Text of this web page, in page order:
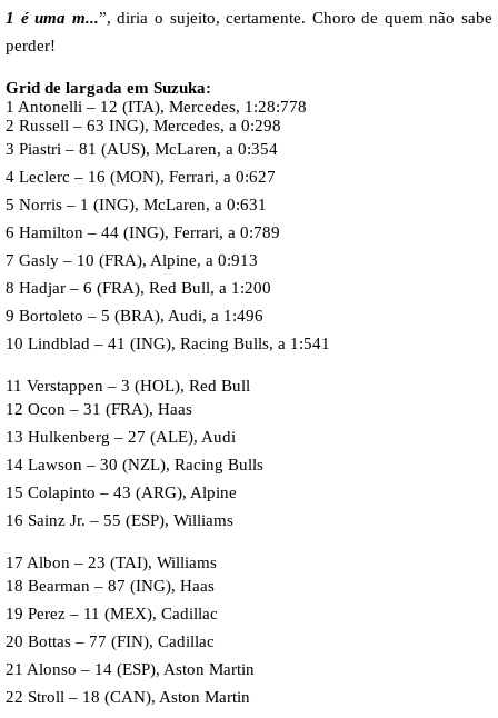
1 é uma m...”, diria o sujeito, certamente. Choro de quem não sabe
perder!
Grid de largada em Suzuka:
1 Antonelli – 12 (ITA), Mercedes, 1:28:778
2 Russell – 63 ING), Mercedes, a 0:298
3 Piastri – 81 (AUS), McLaren, a 0:354
4 Leclerc – 16 (MON), Ferrari, a 0:627
5 Norris – 1 (ING), McLaren, a 0:631
6 Hamilton – 44 (ING), Ferrari, a 0:789
7 Gasly – 10 (FRA), Alpine, a 0:913
8 Hadjar – 6 (FRA), Red Bull, a 1:200
9 Bortoleto – 5 (BRA), Audi, a 1:496
10 Lindblad – 41 (ING), Racing Bulls, a 1:541
11 Verstappen – 3 (HOL), Red Bull
12 Ocon – 31 (FRA), Haas
13 Hulkenberg – 27 (ALE), Audi
14 Lawson – 30 (NZL), Racing Bulls
15 Colapinto – 43 (ARG), Alpine
16 Sainz Jr. – 55 (ESP), Williams
17 Albon – 23 (TAI), Williams
18 Bearman – 87 (ING), Haas
19 Perez – 11 (MEX), Cadillac
20 Bottas – 77 (FIN), Cadillac
21 Alonso – 14 (ESP), Aston Martin
22 Stroll – 18 (CAN), Aston Martin